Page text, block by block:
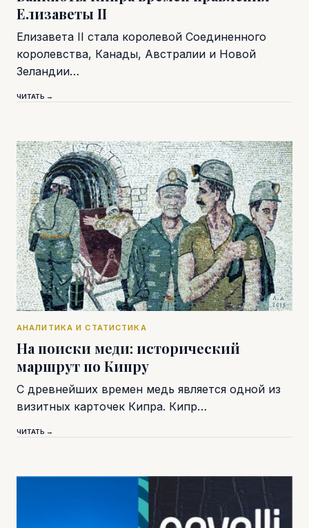
Елизаветы II
Елизавета II стала королевой Соединенного
королевства, Канады, Австралии и Новой
Зеландии…
ЧИТАТЬ →
АНАЛИТИКА И СТАТИСТИКА
На поиски меди: исторический
маршрут по Кипру
С древнейших времен медь является одной из
визитных карточек Кипра. Кипр…
ЧИТАТЬ →